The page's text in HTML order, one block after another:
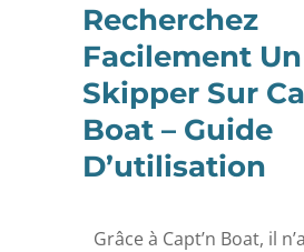
Recherchez
Facilement Un
Skipper Sur
Boat – Guide
D’utilisation
Grâce à Capt’n Boat, il